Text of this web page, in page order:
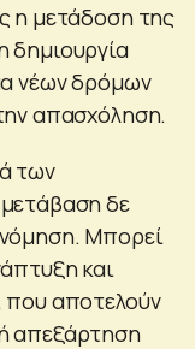
η μετάδοση της
δημιουργία
νέων δρόμων
απασχόληση.
των
δε
Μπορεί
και
που αποτελούν
απεξάρτηση